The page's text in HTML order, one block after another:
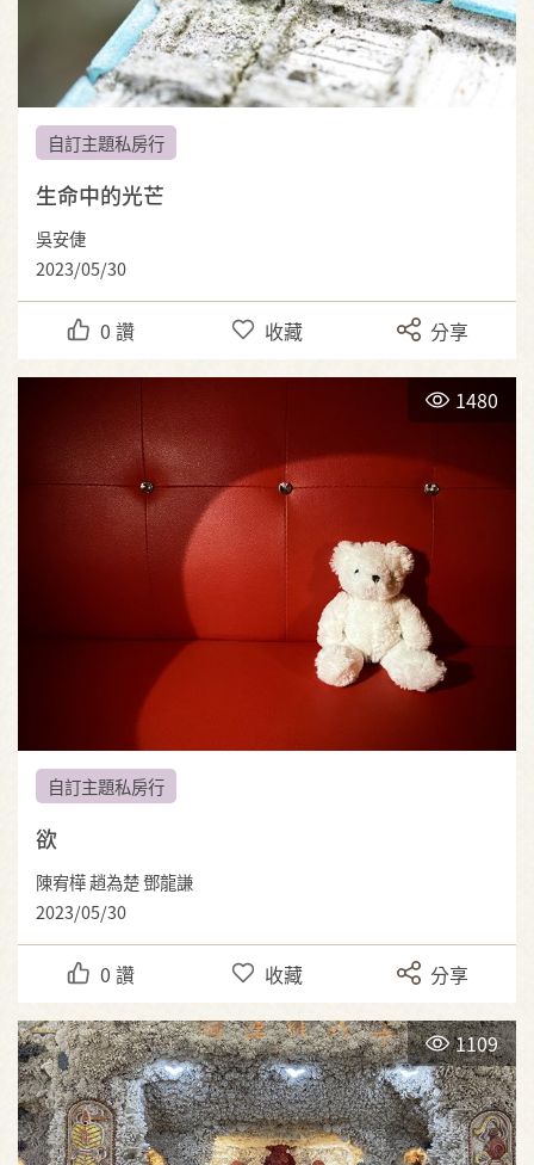
自訂主題私房行
生命中的光芒
吳安倢
2023/05/30
0 讚 收藏 分享
1480
自訂主題私房行
欲
陳宥樺 趙為楚 鄧龍謙
2023/05/30
0 讚 收藏 分享
1109